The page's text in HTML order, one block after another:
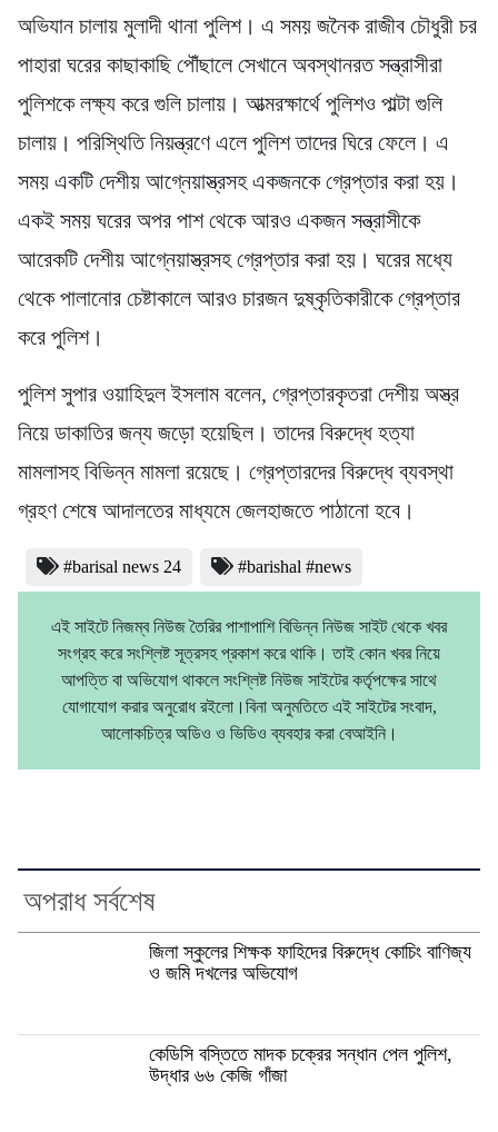
অভিযান চালায় মুলাদী থানা পুলিশ। এ সময় জনৈক রাজীব চৌধুরী চর
পাহারা ঘরের কাছাকাছি পৌঁছালে সেখানে অবস্থানরত সন্ত্রাসীরা
পুলিশকে লক্ষ্য করে গুলি চালায়। আত্মরক্ষার্থে পুলিশও পাল্টা গুলি
চালায়। পরিস্থিতি নিয়ন্ত্রণে এলে পুলিশ তাদের ঘিরে ফেলে। এ
সময় একটি দেশীয় আগ্নেয়াস্ত্রসহ একজনকে গ্রেপ্তার করা হয়।
একই সময় ঘরের অপর পাশ থেকে আরও একজন সন্ত্রাসীকে
আরেকটি দেশীয় আগ্নেয়াস্ত্রসহ গ্রেপ্তার করা হয়। ঘরের মধ্যে
থেকে পালানোর চেষ্টাকালে আরও চারজন দুষ্কৃতিকারীকে গ্রেপ্তার
করে পুলিশ।
পুলিশ সুপার ওয়াহিদুল ইসলাম বলেন, গ্রেপ্তারকৃতরা দেশীয় অস্ত্র
নিয়ে ডাকাতির জন্য জড়ো হয়েছিল। তাদের বিরুদ্ধে হত্যা
মামলাসহ বিভিন্ন মামলা রয়েছে। গ্রেপ্তারদের বিরুদ্ধে ব্যবস্থা
গ্রহণ শেষে আদালতের মাধ্যমে জেলহাজতে পাঠানো হবে।
#barisal news 24 #barishal #news
এই সাইটে নিজম্ব নিউজ তৈরির পাশাপাশি বিভিন্ন নিউজ সাইট থেকে খবর
সংগ্রহ করে সংশ্লিষ্ট সূত্রসহ প্রকাশ করে থাকি। তাই কোন খবর নিয়ে
আপত্তি বা অভিযোগ থাকলে সংশ্লিষ্ট নিউজ সাইটের কর্তৃপক্ষের সাথে
যোগাযোগ করার অনুরোধ রইলো।বিনা অনুমতিতে এই সাইটের সংবাদ,
আলোকচিত্র অডিও ও ভিডিও ব্যবহার করা বেআইনি।
অপরাধ সর্বশেষ
জিলা স্কুলের শিক্ষক ফাহিদের বিরুদ্ধে কোচিং বাণিজ্য
ও জমি দখলের অভিযোগ
কেডিসি বস্তিতে মাদক চক্রের সন্ধান পেল পুলিশ,
উদ্ধার ৬৬ কেজি গাঁজা